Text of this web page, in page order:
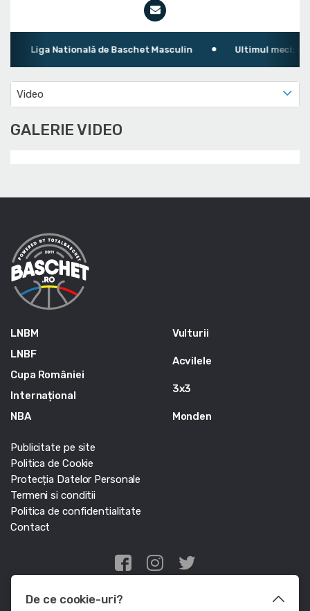
Liga Natională de Baschet Masculin Ultimul meci:
Video
GALERIE VIDEO
LNBM
LNBF
Cupa României
Internațional
NBA
Vulturii
Acvilele
3x3
Monden
Publicitate pe site
Politica de Cookie
Protecția Datelor Personale
Termeni si conditii
Politica de confidentialitate
Contact
Edris Digital Agency
De ce cookie-uri?